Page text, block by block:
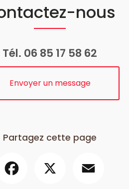
nous
Tél. 06 85 17 58 62
Envoyer un message
Partagez cette page